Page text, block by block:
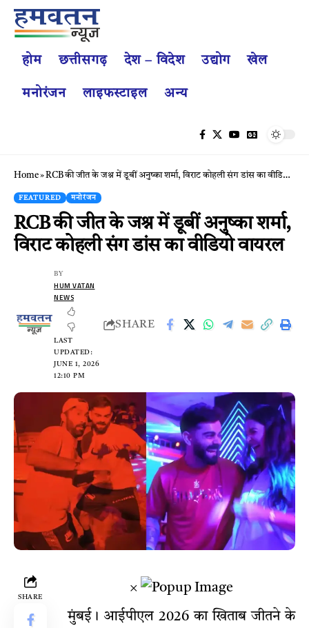
होम छत्तीसगढ़ देश – विदेश उद्योग खेल
मनोरंजन लाइफस्टाइल अन्य
Home» RCB की जीत के जश्न में डूबीं अनुष्का शर्मा, विराट कोहली संग डांस का वीडियो वायरल
FEATURED मनोरंजन
RCB की जीत के जश्न में डूबीं अनुष्का शर्मा,
विराट कोहली संग डांस का वीडियो वायरल
LAST
UPDATED:
JUNE 1, 2026
12:10 PM
BY
HUM VATAN
NEWS
SHARE
SHARE
×
मुंबई। आईपीएल 2026 का खिताब जीतने के